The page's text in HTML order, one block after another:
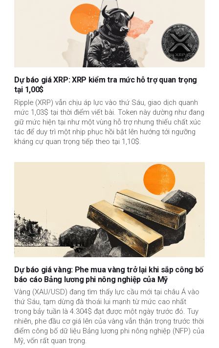
Dự báo giá XRP: XRP kiểm tra mức hỗ trợ quan trọng
tại 1,00$
Ripple (XRP) vẫn chịu áp lực vào thứ Sáu, giao dịch quanh
mức 1,03$ tại thời điểm viết bài. Token này dường như đang
giữ mức hiện tại như một vùng hỗ trợ nhưng thiếu chất xúc
tác để duy trì một nhịp phục hồi bật lên hướng tới ngưỡng
kháng cự quan trọng tiếp theo tại 1,10$.
Dự báo giá vàng: Phe mua vàng trở lại khi sắp công bố
báo cáo Bảng lương phi nông nghiệp của Mỹ
Vàng (XAU/USD) đang tìm thấy lực cầu mới tại châu Á vào
thứ Sáu, tạm dừng đà thoái lui mạnh từ mức cao nhất
trong bảy tuần là 4.304$ đạt được một ngày trước đó. Tuy
nhiên, phe đầu cơ giá lên của vàng vẫn thận trọng trước thời
điểm công bố dữ liệu Bảng lương phi nông nghiệp (NFP) của
Mỹ, vốn rất quan trọng.